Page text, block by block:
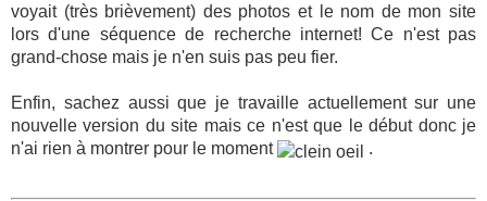
voyait (très brièvement) des photos et le nom de mon site
lors d'une séquence de recherche internet! Ce n'est pas
grand-chose mais je n'en suis pas peu fier.
Enfin, sachez aussi que je travaille actuellement sur une
nouvelle version du site mais ce n'est que le début donc je
n'ai rien à montrer pour le moment
.